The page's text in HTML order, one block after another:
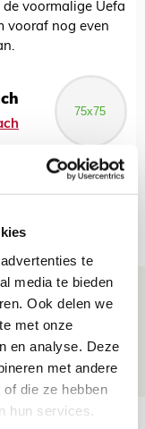
te
media te bieden
Ook delen we
met onze
en analyse. Deze
met andere
die ze hebben
hun services.
voormalige Uefa
vooraf nog even
Godts in